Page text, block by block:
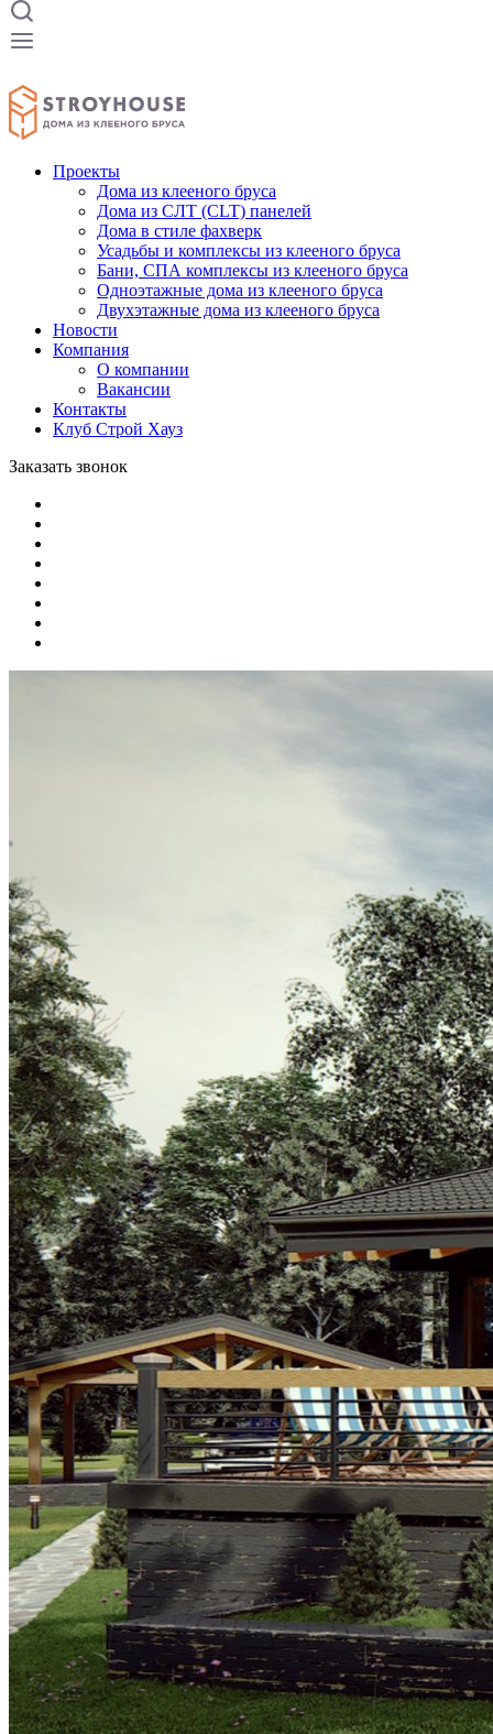
Проекты
Дома из клееного бруса
Дома из СЛТ (CLT) панелей
Дома в стиле фахверк
Усадьбы и комплексы из клееного бруса
Бани, СПА комплексы из клееного бруса
Одноэтажные дома из клееного бруса
Двухэтажные дома из клееного бруса
Новости
Компания
О компании
Вакансии
Контакты
Клуб Строй Хауз
Заказать звонок